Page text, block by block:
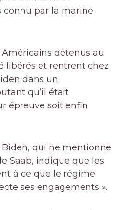
par la marine
Américains détenus au
libérés et rentrent chez
dans un
qu’il était
épreuve soit enfin
qui ne mentionne
Saab, indique que les
à ce que le régime
ses engagements ».